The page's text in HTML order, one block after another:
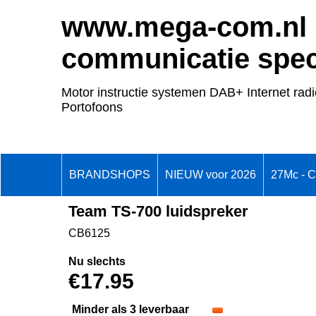
www.mega-com.nl
communicatie
Motor instructie systemen DAB+ Internet
Portofoons
BRANDSHOPS NIEUW voor 2026 27Mc -
Team TS-700 luidspreker
CB6125
Nu slechts
€17.95
Minder als 3 leverbaar